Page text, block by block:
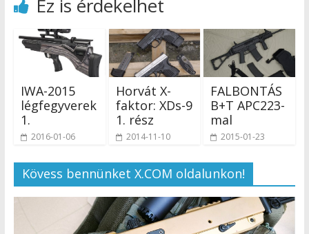
Ez is érdekelhet
IWA-2015
légfegyverek
1.
2016-01-06
Horvát X-
faktor: XDs-9
1. rész
2014-11-10
FALBONTÁS
B+T APC223-
mal
2015-01-23
Kövess bennünket X.COM oldalunkon!